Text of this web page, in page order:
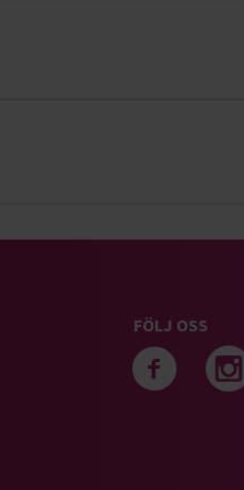
FÖLJ OSS
Följ